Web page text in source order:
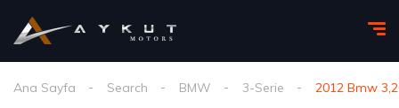
Ana Sayfa Search BMW 3-Serie 2012 Bmw